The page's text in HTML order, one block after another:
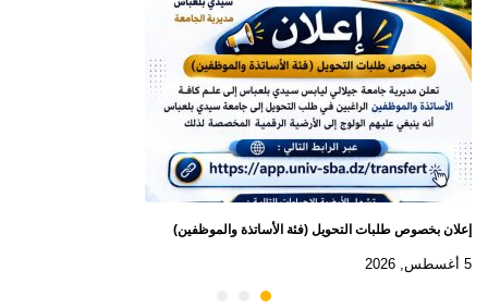
إعلان بخصوص طلبات التحويل (فئة الأساتذة والموظفين)
5 أغسطس, 2026